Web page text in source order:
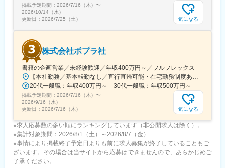
掲載予定期間： 2026/7/16（木） 〜
2026/10/14（水）
更新日： 2026/7/25（土） 気になる
株式会社ポプラ社
書籍の企画営業／未経験歓迎／年収400万円～／フルフレックス
【本社勤務／基本転勤なし／直行直帰可能・在宅勤務制度あり】東京都品川区西五反田3丁目5番8号 JR目黒MARCビル12階（都営浅草線・JR山手線「五反田駅」より徒歩10分）※宿泊を伴う出張が発生する場合があります
20代一般職：年収400万円～ 30代一般職：年収500万円～
掲載予定期間： 2026/7/16（木） 〜
2026/9/16（水）
更新日： 2026/7/16（木） 気になる
※求人応募数の多い順にランキングしています（非公開求人は除く）。
※集計対象期間：2026/8/1（土）～2026/8/7（金）
※事情により掲載終了予定日よりも前に求人募集が終了していることもご
ざいます。その場合は当サイトから応募はできませんので、あらかじめご
了承ください。